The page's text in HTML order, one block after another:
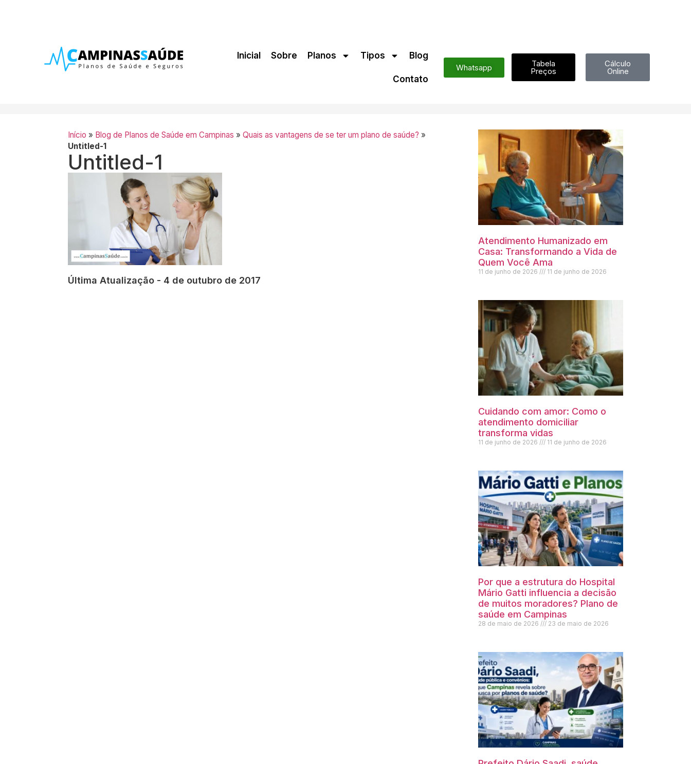
Inicial Sobre Planos Tipos Blog
Contato
Whatsapp Tabela
Preços
Cálculo
Online
Início » Blog de Planos de Saúde em Campinas » Quais as vantagens de se ter um plano de saúde? »
Untitled-1
Untitled-1
Última Atualização - 4 de outubro de 2017
Atendimento Humanizado em
Casa: Transformando a Vida de
Quem Você Ama
11 de junho de 2026 11 de junho de 2026
Cuidando com amor: Como o
atendimento domiciliar
transforma vidas
11 de junho de 2026 11 de junho de 2026
Por que a estrutura do Hospital
Mário Gatti influencia a decisão
de muitos moradores? Plano de
saúde em Campinas
28 de maio de 2026 23 de maio de 2026